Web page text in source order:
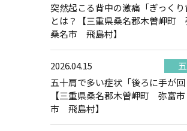
突然起こる背中の激痛「ぎっくり
とは？【三重県桑名郡木曽岬町
桑名市 飛島村】
2026.04.15
五十肩で多い症状「後ろに手が
【三重県桑名郡木曽岬町 弥富市
市 飛島村】